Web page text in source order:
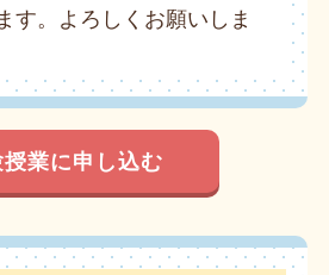
す。よろしくお願いしま
授業に申し込む